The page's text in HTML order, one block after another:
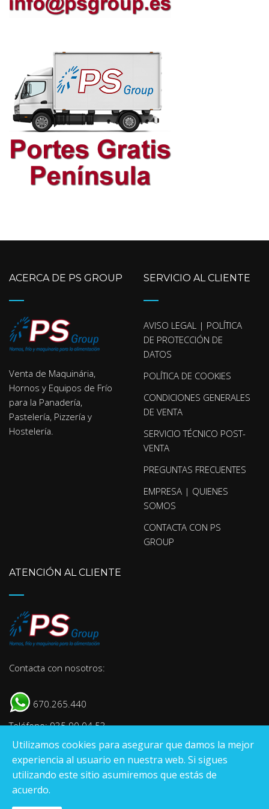
ACERCA DE PS GROUP
Venta de Maquinária,
Hornos y Equipos de Frío
para la Panadería,
Pastelería, Pizzería y
Hostelería.
SERVICIO AL CLIENTE
AVISO LEGAL | POLÍTICA
DE PROTECCIÓN DE
DATOS
POLÍTICA DE COOKIES
CONDICIONES GENERALES
DE VENTA
SERVICIO TÉCNICO POST-
VENTA
PREGUNTAS FRECUENTES
EMPRESA | QUIENES
SOMOS
CONTACTA CON PS
GROUP
ATENCIÓN AL CLIENTE
Contacta con nosotros:
670.265.440
Teléfono: 935 90 04 53
E-mail:info@psgroup.es
Utilizamos cookies para asegurar que damos la mejor
experiencia al usuario en nuestra web. Si sigues
utilizando este sitio asumiremos que estás de
acuerdo.